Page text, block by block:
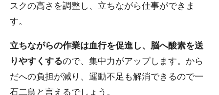
スクの高さを調整し、立ちながら仕事ができま
す。
立ちながらの作業は血行を促進し、脳へ酸素を送
りやすくするので、集中力がアップします。から
だへの負担が減り、運動不足も解消できるので一
石二鳥と言えるでしょう。